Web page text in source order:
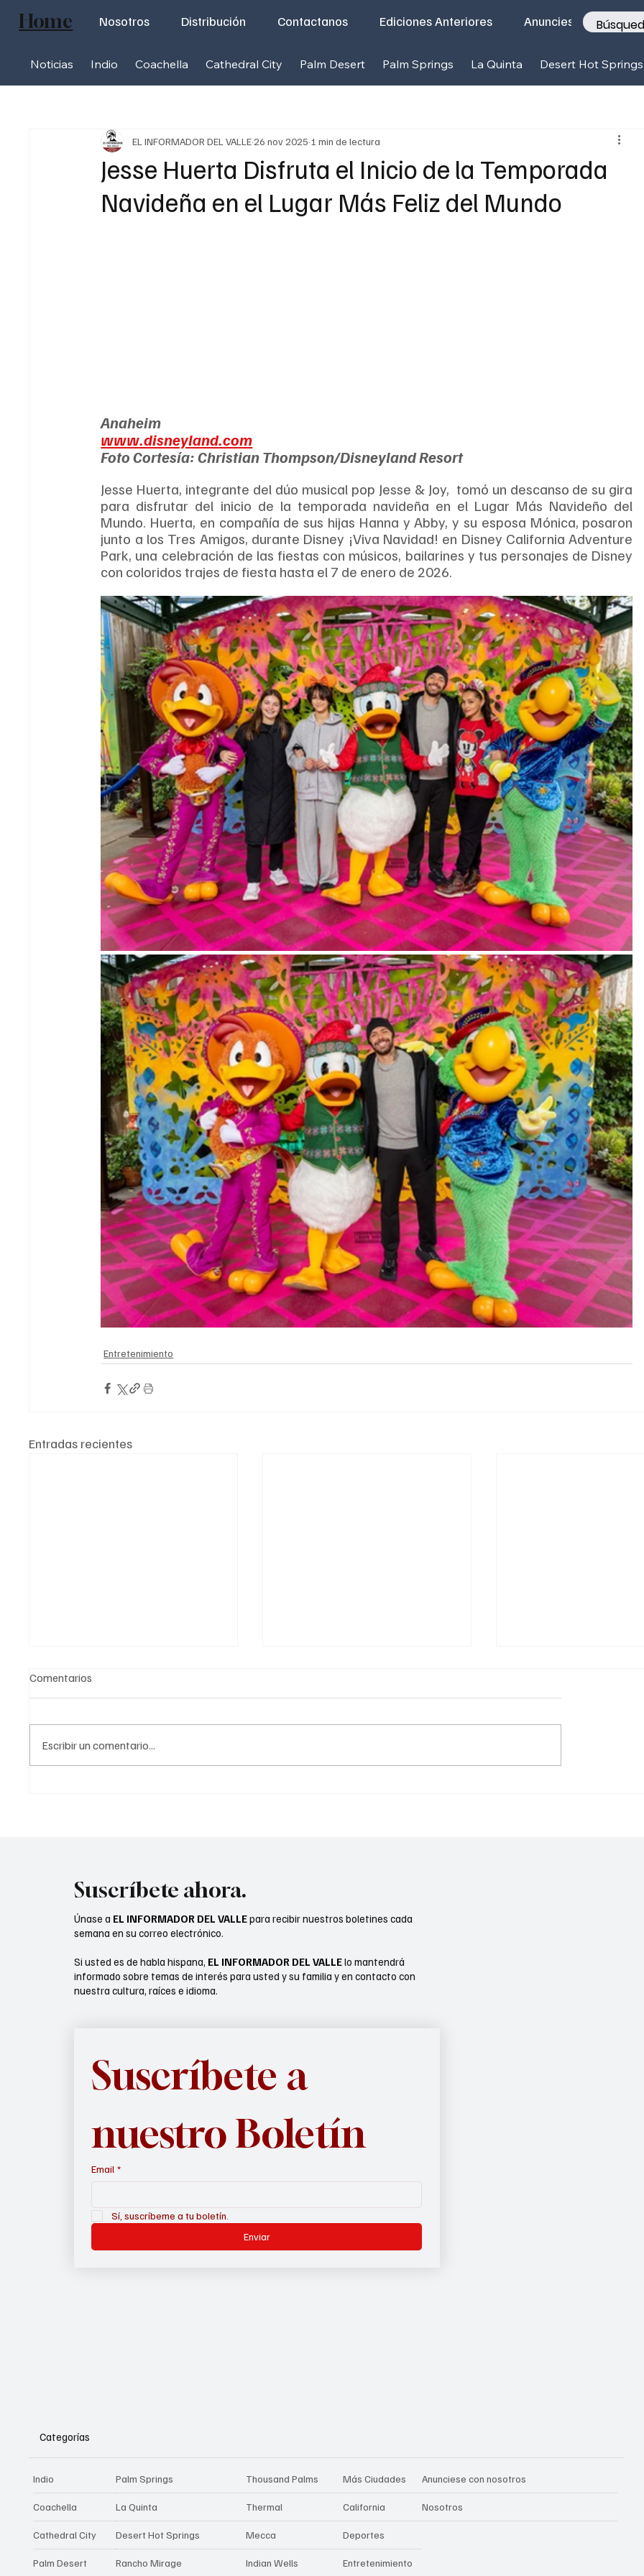
Noticias Indio Coachella Cathedral City Palm Desert Palm Springs La Quinta Desert Hot Springs
Nosotros Distribución Contactanos Ediciones Anteriores Anunciese con
Home
Jesse Huerta Disfruta el Inicio de la Temporada
Navideña en el Lugar Más Feliz del Mundo
EL INFORMADOR DEL VALLE26 nov 2025 1 min de lectura
Anaheim
www.disneyland.com
Foto Cortesía: Christian Thompson/Disneyland Resort
Jesse Huerta, integrante del dúo musical pop Jesse & Joy,  tomó un descanso de su gira
para disfrutar del inicio de la temporada navideña en el Lugar Más Navideño del
Mundo. Huerta, en compañía de sus hijas Hanna y Abby, y su esposa Mónica, posaron
junto a los Tres Amigos, durante Disney ¡Viva Navidad! en Disney California Adventure
Park, una celebración de las fiestas con músicos, bailarines y tus personajes de Disney
con coloridos trajes de fiesta hasta el 7 de enero de 2026.
Entretenimiento
Entradas recientes
Comentarios
Escribir un comentario...
Categorías
Indio
Coachella
Cathedral City
Palm Desert
Palm Springs
La Quinta
Desert Hot Springs
Rancho Mirage
Thousand Palms
Thermal
Mecca
Indian Wells
Más Ciudades
California
Deportes
Entretenimiento
Anunciese con nosotros
Nosotros
Suscríbete ahora.
Únase a EL INFORMADOR DEL VALLEpara recibir nuestros boletines cada
semana en su correo electrónico.
Si usted es de habla hispana, EL INFORMADOR DEL VALLElo mantendrá
informado sobre temas de interés para usted y su familia y en contacto con
nuestra cultura, raíces e idioma.
Suscríbete a
nuestro Boletín
Email *
Sí, suscríbeme a tu boletín.
Enviar